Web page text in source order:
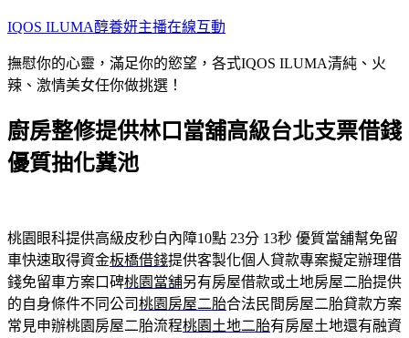
跳
主
要
容
IQOS ILUMA醇養妍主播在線互動
撫慰你的心靈，滿足你的慾望，各式IQOS ILUMA清純、火
辣、激情美女任你做挑選！
廚房整修提供林口當舖高級台北支票借錢
優質抽化糞池
桃園眼科提供高級皮秒白內障10點 23分 13秒 優質當舖幫免留
車快速取得資金板橋借錢提供客製化個人貸款專案擬定辦理借
錢免留車方案口碑桃園當舖另有房屋借款或土地房屋二胎提供
的自身條件不同公司桃園房屋二胎合法民間房屋二胎貸款方案
常見申辦桃園房屋二胎流程桃園土地二胎有房屋土地還有融資